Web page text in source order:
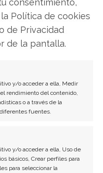
Política de cookies
de Privacidad
de la pantalla.
y/o acceder a ella, Medir
rendimiento del contenido,
o a través de la
fuentes.
y/o acceder a ella, Uso de
básicos, Crear perfiles para
para seleccionar la
Díaz
especializado en
y tendencias de
→